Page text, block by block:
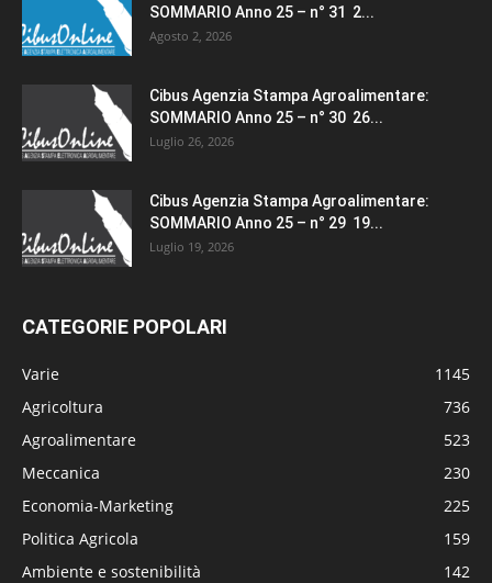
SOMMARIO Anno 25 – n° 31 2...
Agosto 2, 2026
Cibus Agenzia Stampa Agroalimentare:
SOMMARIO Anno 25 – n° 30 26...
Luglio 26, 2026
Cibus Agenzia Stampa Agroalimentare:
SOMMARIO Anno 25 – n° 29 19...
Luglio 19, 2026
CATEGORIE POPOLARI
Varie
1145
Agricoltura
736
Agroalimentare
523
Meccanica
230
Economia-Marketing
225
Politica Agricola
159
Ambiente e sostenibilità
142